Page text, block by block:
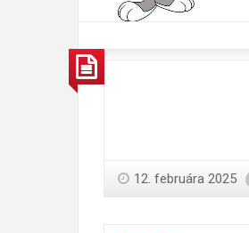
12. februára 2025